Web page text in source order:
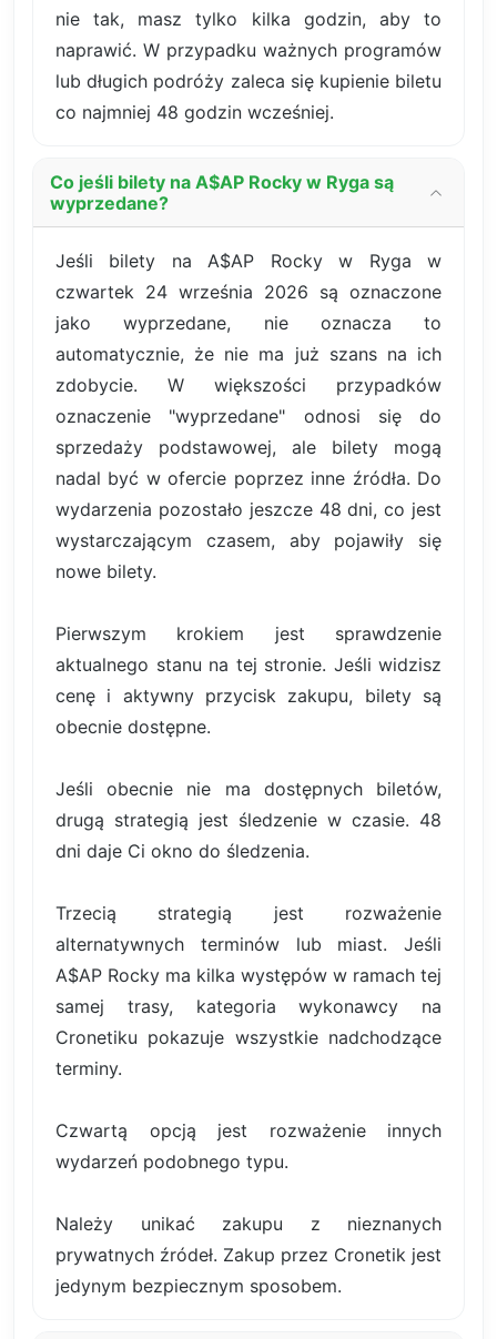
nie tak, masz tylko kilka godzin, aby to
naprawić. W przypadku ważnych programów
lub długich podróży zaleca się kupienie biletu
co najmniej 48 godzin wcześniej.
Co jeśli bilety na A$AP Rocky w Ryga są
wyprzedane?
Jeśli bilety na A$AP Rocky w Ryga w
czwartek 24 września 2026 są oznaczone
jako wyprzedane, nie oznacza to
automatycznie, że nie ma już szans na ich
zdobycie. W większości przypadków
oznaczenie "wyprzedane" odnosi się do
sprzedaży podstawowej, ale bilety mogą
nadal być w ofercie poprzez inne źródła. Do
wydarzenia pozostało jeszcze 48 dni, co jest
wystarczającym czasem, aby pojawiły się
nowe bilety.
Pierwszym krokiem jest sprawdzenie
aktualnego stanu na tej stronie. Jeśli widzisz
cenę i aktywny przycisk zakupu, bilety są
obecnie dostępne.
Jeśli obecnie nie ma dostępnych biletów,
drugą strategią jest śledzenie w czasie. 48
dni daje Ci okno do śledzenia.
Trzecią strategią jest rozważenie
alternatywnych terminów lub miast. Jeśli
A$AP Rocky ma kilka występów w ramach tej
samej trasy, kategoria wykonawcy na
Cronetiku pokazuje wszystkie nadchodzące
terminy.
Czwartą opcją jest rozważenie innych
wydarzeń podobnego typu.
Należy unikać zakupu z nieznanych
prywatnych źródeł. Zakup przez Cronetik jest
jedynym bezpiecznym sposobem.